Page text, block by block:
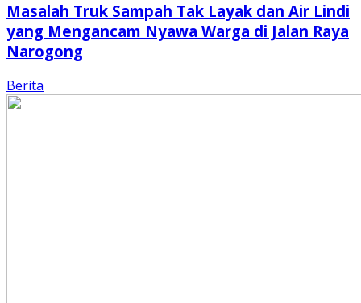
Masalah Truk Sampah Tak Layak dan Air Lindi
yang Mengancam Nyawa Warga di Jalan Raya
Narogong
Berita